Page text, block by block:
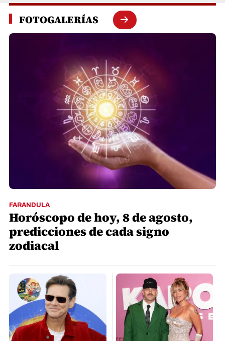
FOTOGALERÍAS
FARANDULA
Horóscopo de hoy, 8 de agosto,
predicciones de cada signo
zodiacal